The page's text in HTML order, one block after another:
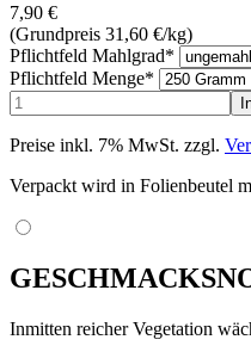
7,90 €
(Grundpreis 31,60 €/kg)
Pflichtfeld Mahlgrad*
Pflichtfeld Menge*
Preise inkl. 7% MwSt. zzgl.
Verpackt wird in Folienbeutel
Inmitten reicher Vegetation